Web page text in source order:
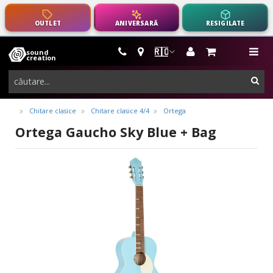
OUTLET ANIVERSARĂ RESIGILATE
🇷🇴
sound
creation
instrumente
muzicale,
echipamente
pro-
audio
Chitare clasice Chitare clasice 4/4 Ortega
Ortega Gaucho Sky Blue + Bag